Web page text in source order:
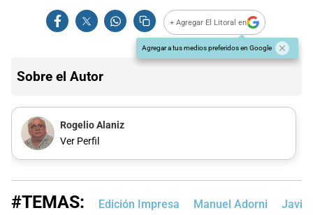
+ Agregar El Litoral en
Agregar a tus medios preferidos en Google
Sobre el Autor
Rogelio Alaniz
Ver Perfil
#TEMAS: Edición Impresa Manuel Adorni